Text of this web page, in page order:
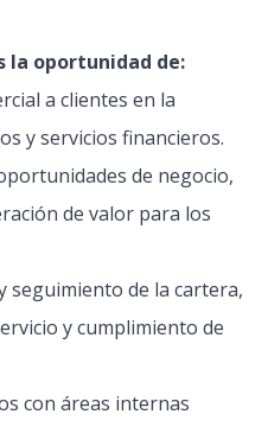
la oportunidad de:
a clientes en la
y servicios financieros.
de negocio,
de valor para los
seguimiento de la cartera,
y cumplimiento de
con áreas internas